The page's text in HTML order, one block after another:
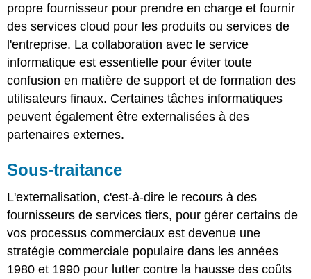
propre fournisseur pour prendre en charge et fournir
des services cloud pour les produits ou services de
l'entreprise. La collaboration avec le service
informatique est essentielle pour éviter toute
confusion en matière de support et de formation des
utilisateurs finaux. Certaines tâches informatiques
peuvent également être externalisées à des
partenaires externes.
Sous-traitance
L'externalisation, c'est-à-dire le recours à des
fournisseurs de services tiers, pour gérer certains de
vos processus commerciaux est devenue une
stratégie commerciale populaire dans les années
1980 et 1990 pour lutter contre la hausse des coûts